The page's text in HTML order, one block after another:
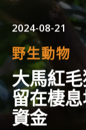
2024-08-21
野生動物
大馬紅
留在棲
資金